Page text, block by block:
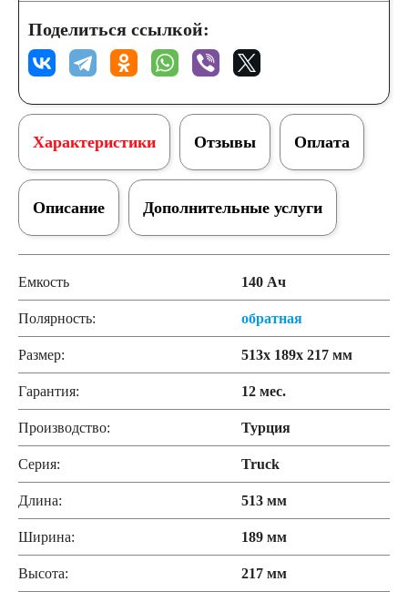
Поделиться ссылкой:
Характеристики
Дополнительные услуги
Отзывы Оплата
Описание
Емкость 140 Ач
Полярность: обратная
Размер: 513x 189x 217 мм
Гарантия: 12 мес.
Производство: Турция
Серия: Truck
Длина: 513 мм
Ширина: 189 мм
Высота: 217 мм